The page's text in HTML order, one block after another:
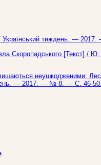
Український тиждень. —
Скоропадського
неушкодженими:
— 2017. — № 8. — С. 46-